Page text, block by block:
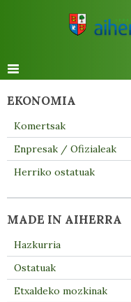
EKONOMIA
Komertsak
Enpresak / Ofizialeak
Herriko ostatuak
MADE IN AIHERRA
Hazkurria
Ostatuak
Etxaldeko mozkinak